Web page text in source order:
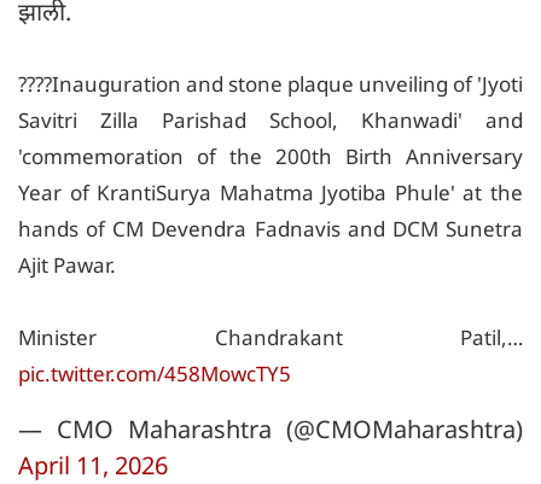
झाली.
????Inauguration and stone plaque unveiling of 'Jyoti
Savitri Zilla Parishad School, Khanwadi' and
'commemoration of the 200th Birth Anniversary
Year of KrantiSurya Mahatma Jyotiba Phule' at the
hands of CM Devendra Fadnavis and DCM Sunetra
Ajit Pawar.
Minister Chandrakant Patil,…
pic.twitter.com/458MowcTY5
— CMO Maharashtra (@CMOMaharashtra)
April 11, 2026